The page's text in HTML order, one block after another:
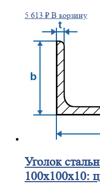
5 613 ₽ В корзину
Уголок
100х100х10: